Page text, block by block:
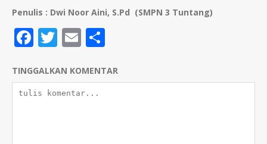
Penulis : Dwi Noor Aini, S.Pd (SMPN 3 Tuntang)
Facebook
Twitter
Email
TINGGALKAN KOMENTAR